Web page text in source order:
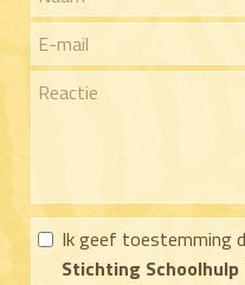
Ik geef toestemming
Stichting Schoolhulp